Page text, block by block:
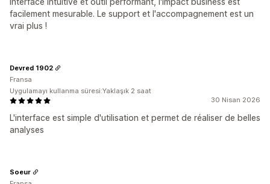
facilement mesurable. Le support et l'accompagnement est un
vrai plus !
30 Nisan 2026
L'interface est simple d'utilisation et permet de réaliser de belles
analyses
Devred 1902
Fransa
Uygulamayı kullanma süresi:Yaklaşık 2 saat
Soeur